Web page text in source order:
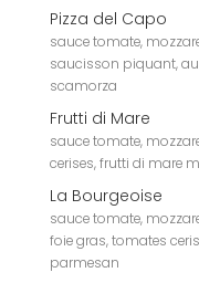
Pizza del Capo
sauce tomate,
saucisson piquant,
scamorza
Frutti di Mare
sauce tomate,
cerises, frutti di mare
La Bourgeoise
sauce tomate,
foie gras, tomates
parmesan